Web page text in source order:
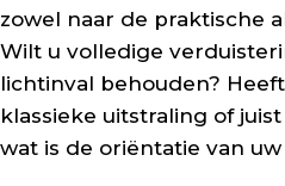
zowel naar de praktische
Wilt u volledige
lichtinval behouden?
klassieke uitstraling of
wat is de oriëntatie van